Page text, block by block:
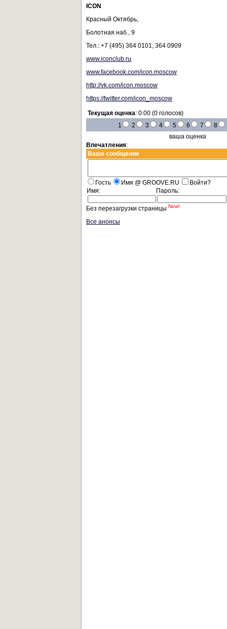
ICON
Красный Октябрь,
Болотная наб., 9
Тел.: +7 (495) 364 0101, 364 0909
www.iconclub.ru
www.facebook.com/icon.moscow
http://vk.com/icon.moscow
https://twitter.com/icon_moscow
Текущая оценка: 0.00 (0 голосов)
1
2 3 4 5 6 7 8
ваша оценка
Впечатления:
Ваше сообщение
Гость Имя @ GROOVE.RU
Войти?
Имя:
Пароль:
Без перезагрузки страницы New!
Все анонсы